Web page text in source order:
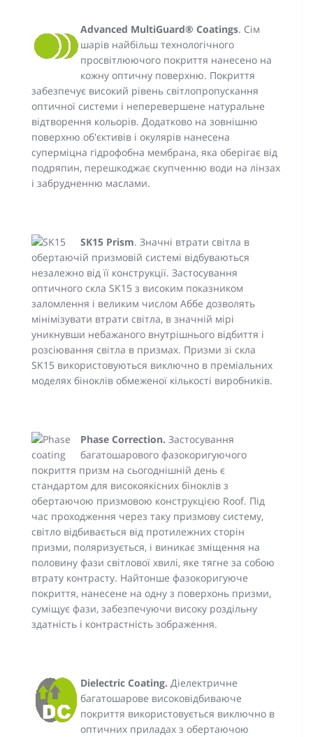
Advanced MultiGuard® Coatings. Сім
шарів найбільш технологічного
просвітлюючого покриття нанесено на
кожну оптичну поверхню. Покриття
забезпечує високий рівень світлопропускання
оптичної системи і неперевершене натуральне
відтворення кольорів. Додатково на зовнішню
поверхню об'єктивів і окулярів нанесена
суперміцна гідрофобна мембрана, яка оберігає від
подряпин, перешкоджає скупченню води на лінзах
і забрудненню маслами.
SK15 Prism. Значні втрати світла в
обертаючій призмовій системі відбуваються
незалежно від її конструкції. Застосування
оптичного скла SK15 з високим показником
заломлення і великим числом Аббе дозволять
мінімізувати втрати світла, в значній мірі
уникнувши небажаного внутрішнього відбиття і
розсіювання світла в призмах. Призми зі скла
SK15 використовуються виключно в преміальних
моделях біноклів обмеженої кількості виробників.
Phase Correction. Застосування
багатошарового фазокоригуючого
покриття призм на сьогоднішній день є
стандартом для високоякісних біноклів з
обертаючою призмовою конструкцією Roof. Під
час проходження через таку призмову систему,
світло відбивається від протилежних сторін
призми, поляризується, і виникає зміщення на
половину фази світлової хвилі, яке тягне за собою
втрату контрасту. Найтонше фазокоригуюче
покриття, нанесене на одну з поверхонь призми,
суміщує фази, забезпечуючи високу роздільну
здатність і контрастність зображення.
Dielectric Coating. Діелектричне
багатошарове високовідбиваюче
покриття використовується виключно в
оптичних приладах з обертаючою